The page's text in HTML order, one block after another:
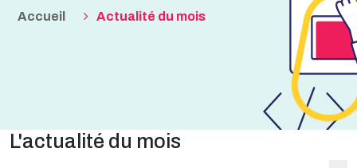
Accueil Actualité du mois
L'actualité du mois